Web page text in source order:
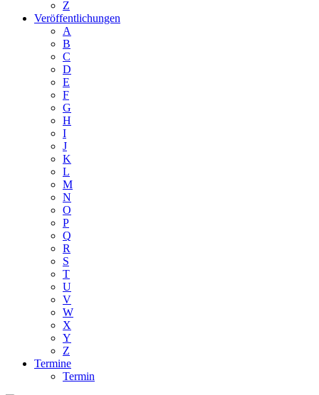
Z
Veröffentlichungen
A
B
C
D
E
F
G
H
I
J
K
L
M
N
O
P
Q
R
S
T
U
V
W
X
Y
Z
Termine
Termin